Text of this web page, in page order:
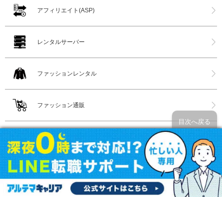
アフィリエイト(ASP)
レンタルサーバー
ファッションレンタル
ファッション通販
ネット通販
家具インテリア通販
目次へ戻る